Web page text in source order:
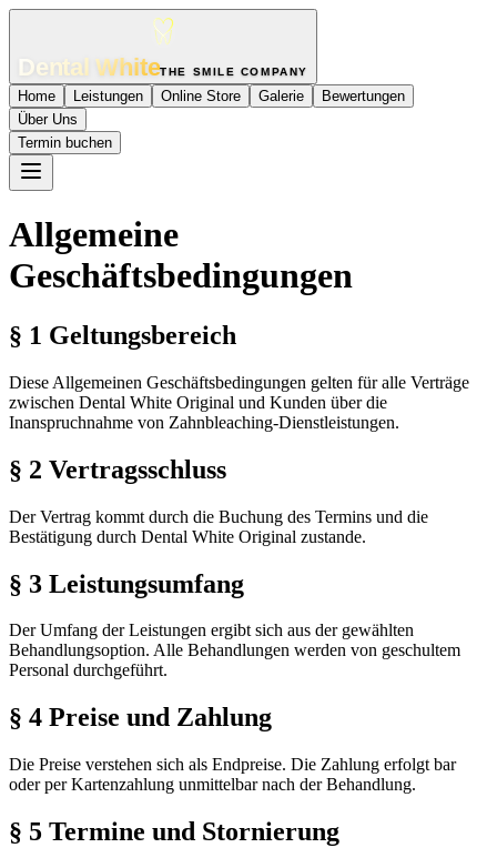
Dental WhiteTHE SMILE COMPANY
Home Leistungen Online Store Galerie
Bewertungen
Über Uns
Termin buchen
Allgemeine
Geschäftsbedingungen
§ 1 Geltungsbereich
Diese Allgemeinen Geschäftsbedingungen gelten für alle Verträge
zwischen Dental White Original und Kunden über die
Inanspruchnahme von Zahnbleaching-Dienstleistungen.
§ 2 Vertragsschluss
Der Vertrag kommt durch die Buchung des Termins und die
Bestätigung durch Dental White Original zustande.
§ 3 Leistungsumfang
Der Umfang der Leistungen ergibt sich aus der gewählten
Behandlungsoption. Alle Behandlungen werden von geschultem
Personal durchgeführt.
§ 4 Preise und Zahlung
Die Preise verstehen sich als Endpreise. Die Zahlung erfolgt bar
oder per Kartenzahlung unmittelbar nach der Behandlung.
§ 5 Termine und Stornierung